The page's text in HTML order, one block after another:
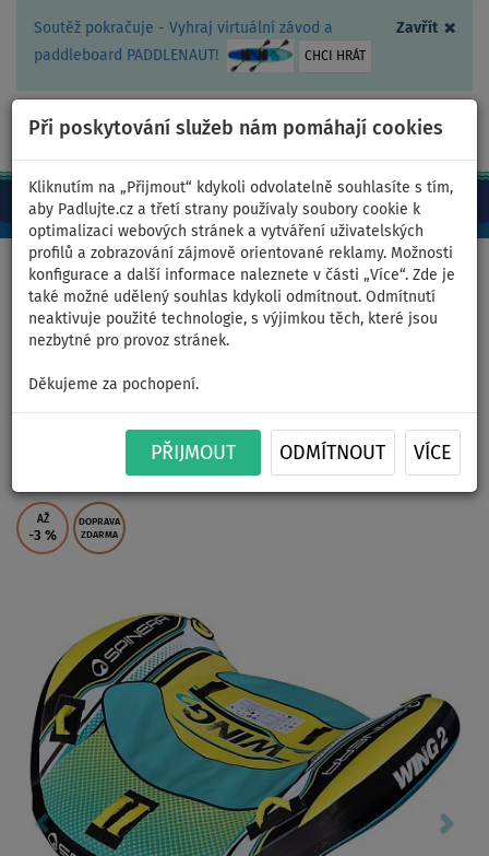
Zavřít ×
Soutěž pokračuje - Vyhraj virtuální závod a
paddleboard PADDLENAUT!
CHCI HRÁT
Při poskytování služeb nám pomáhají cookies
Kliknutím na „Přijmout“ kdykoli odvolatelně souhlasíte s tím,
aby Padlujte.cz a třetí strany používaly soubory cookie k
optimalizaci webových stránek a vytváření uživatelských
profilů a zobrazování zájmově orientované reklamy. Možnosti
konfigurace a další informace naleznete v části „Více“. Zde je
také možné udělený souhlas kdykoli odmítnout. Odmítnutí
neaktivuje použité technologie, s výjimkou těch, které jsou
nezbytné pro provoz stránek.
Děkujeme za pochopení.
PŘIJMOUT ODMÍTNOUT VÍCE
CZ/Kč +420 467 409 090 0ks
Domů >Čluny a motory >Čluny k tažení >2 místné
Tahadlo SPINERA WING 2
dvoumístné nafukovací -
varianta: +tažné lano +pumpa
AŽ
-3 %
DOPRAVA
ZDARMA